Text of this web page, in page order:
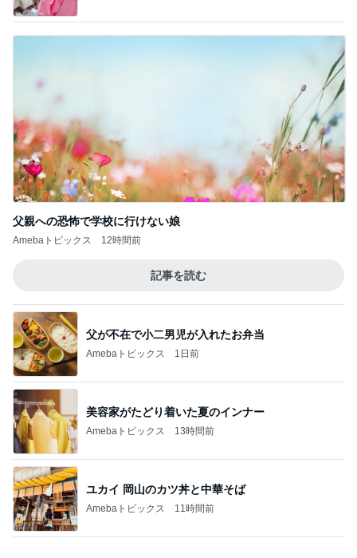
父親への恐怖で学校に行けない娘
Amebaトピックス 12時間前
記事を読む
父が不在で小二男児が入れたお弁当
Amebaトピックス 1日前
美容家がたどり着いた夏のインナー
Amebaトピックス 13時間前
ユカイ 岡山のカツ丼と中華そば
Amebaトピックス 11時間前